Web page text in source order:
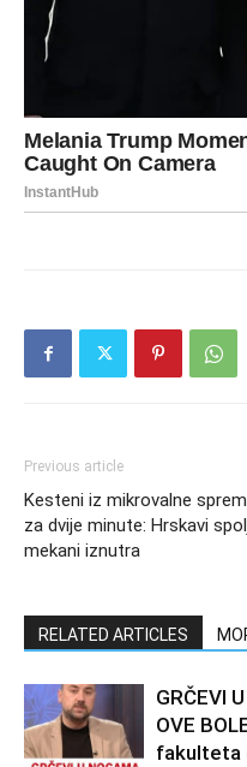
Previous article
Kesteni iz mikrovalne
za dvije minute: Hrskavi
mekani iznutra
RELATED ARTICLES
GRČEVI
OVE
fakulteta